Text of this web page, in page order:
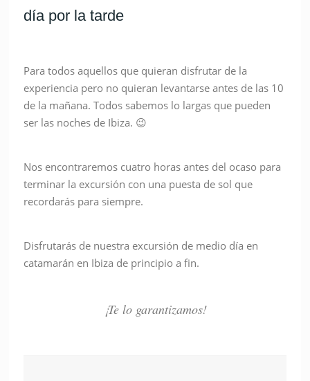
día por la tarde
Para todos aquellos que quieran disfrutar de la
experiencia pero no quieran levantarse antes de las 10
de la mañana. Todos sabemos lo largas que pueden
ser las noches de Ibiza. 😉
Nos encontraremos cuatro horas antes del ocaso para
terminar la excursión con una puesta de sol que
recordarás para siempre.
Disfrutarás de nuestra excursión de medio día en
catamarán en Ibiza de principio a fin.
¡Te lo garantizamos!